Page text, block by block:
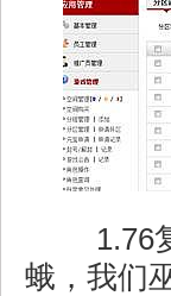
1.76
蛾，我们